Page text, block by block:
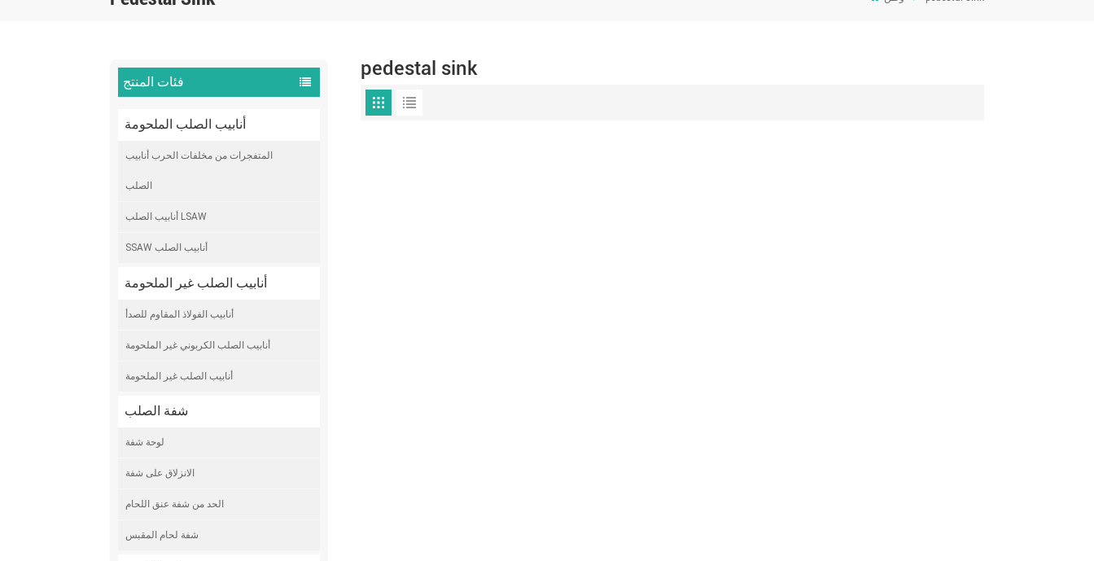
فئات المنتج
أنابيب الصلب الملحومة
المتفجرات من مخلفات الحرب أنابيب
الصلب
أنابيب الصلب LSAW
SSAW أنابيب الصلب
أنابيب الصلب غير الملحومة
أنابيب الفولاذ المقاوم للصدأ
أنابيب الصلب الكربوني غير الملحومة
أنابيب الصلب غير الملحومة
شفة الصلب
لوحة شفة
الانزلاق على شفة
الحد من شفة عنق اللحام
شفة لحام المقبس
pedestal sink